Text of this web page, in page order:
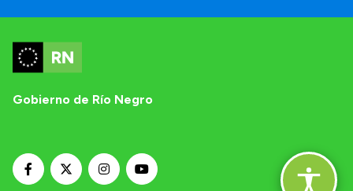
Gobierno de Río Negro